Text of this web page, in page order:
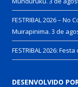
FESTRIBAL 2026 –
Muirapinima. 3 de
FESTRIBAL 2026:
DESENVOLVIDO